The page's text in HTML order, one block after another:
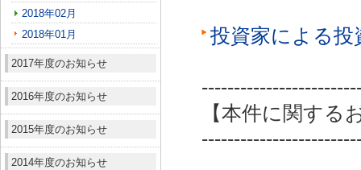
2018年02月
2018年01月
2017年度のお知らせ
2016年度のお知らせ
2015年度のお知らせ
2014年度のお知らせ
投資家による
【本件に関する